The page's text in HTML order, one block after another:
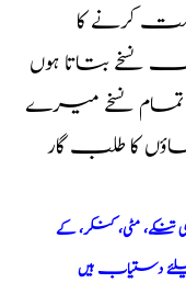
کرنے کا
نسخے بتاتا ہوں
تمام نسخے میرے
کا طلب گار
مٹی، کنکر، کے
دستیاب ہیں